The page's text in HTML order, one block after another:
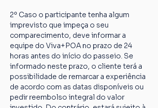
2º Caso o participante tenha algum
imprevisto que impeça o seu
comparecimento, deve informar a
equipe do Viva+POA no prazo de 24
horas antes do início do passeio. Se
informado neste prazo, o cliente terá a
possibilidade de remarcar a experiência
de acordo com as datas disponíveis ou
pedir reembolso integral do valor